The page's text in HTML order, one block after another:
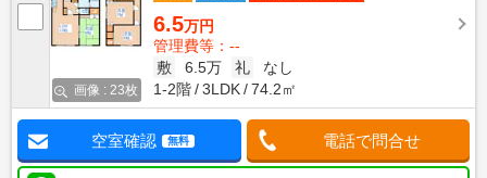
画像 : 23枚
6.5万円
管理費等：--
敷
6.5万 礼
なし
1-2階
3LDK 74.2㎡
空室確認 無料 電話で問合せ